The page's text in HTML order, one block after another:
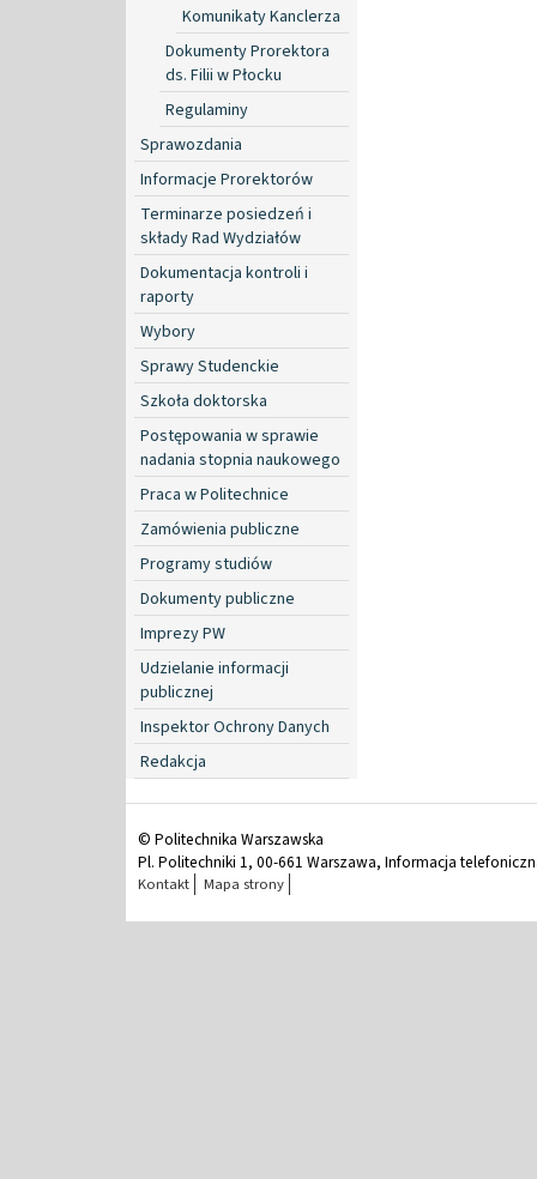
Komunikaty Kanclerza
Dokumenty Prorektora
ds. Filii w Płocku
Regulaminy
Sprawozdania
Informacje Prorektorów
Terminarze posiedzeń i
składy Rad Wydziałów
Dokumentacja kontroli i
raporty
Wybory
Sprawy Studenckie
Szkoła doktorska
Postępowania w sprawie
nadania stopnia naukowego
Praca w Politechnice
Zamówienia publiczne
Programy studiów
Dokumenty publiczne
Imprezy PW
Udzielanie informacji
publicznej
Inspektor Ochrony Danych
Redakcja
© Politechnika Warszawska
Pl. Politechniki 1, 00-661 Warszawa, Informacja
Kontakt Mapa strony